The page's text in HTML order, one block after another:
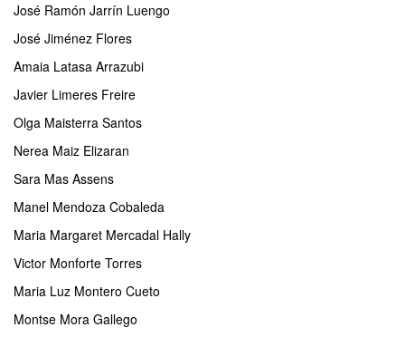
José Ramón Jarrín Luengo
José Jiménez Flores
Amaia Latasa Arrazubi
Javier Limeres Freire
Olga Maisterra Santos
Nerea Maiz Elizaran
Sara Mas Assens
Manel Mendoza Cobaleda
Maria Margaret Mercadal Hally
Victor Monforte Torres
Maria Luz Montero Cueto
Montse Mora Gallego